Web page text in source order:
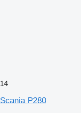
14
Scania P280